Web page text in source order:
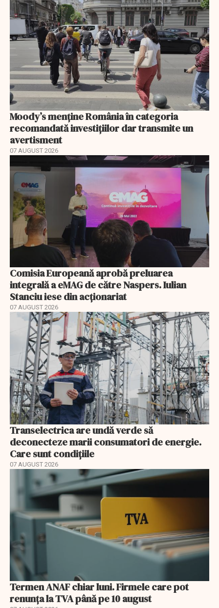
Moody’s menține România în categoria
recomandată investițiilor dar transmite un
avertisment
07 AUGUST 2026
Comisia Europeană aprobă preluarea
integrală a eMAG de către Naspers. Iulian
Stanciu iese din acționariat
07 AUGUST 2026
Transelectrica are undă verde să
deconecteze marii consumatori de energie.
Care sunt condițiile
07 AUGUST 2026
Termen ANAF chiar luni. Firmele care pot
renunța la TVA până pe 10 august